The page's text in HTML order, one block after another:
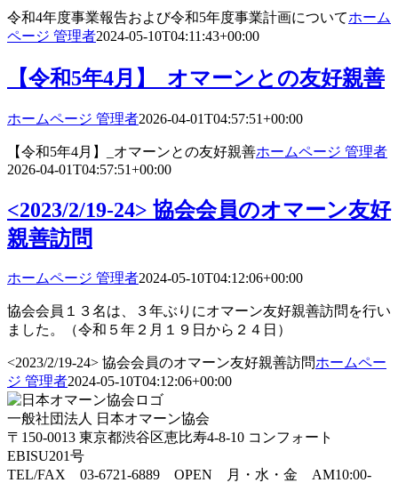
令和4年度事業報告および令和5年度事業計画についてホーム
ページ 管理者2024-05-10T04:11:43+00:00
【令和5年4月】_オマーンとの友好親善
ホームページ 管理者2026-04-01T04:57:51+00:00
【令和5年4月】_オマーンとの友好親善ホームページ 管理者
2026-04-01T04:57:51+00:00
<2023/2/19-24> 協会会員のオマーン友好
親善訪問
ホームページ 管理者2024-05-10T04:12:06+00:00
協会会員１３名は、３年ぶりにオマーン友好親善訪問を行い
ました。（令和５年２月１９日から２４日）
<2023/2/19-24> 協会会員のオマーン友好親善訪問ホームペー
ジ 管理者2024-05-10T04:12:06+00:00
一般社団法人 日本オマーン協会
〒150-0013 東京都渋谷区恵比寿4-8-10 コンフォート
EBISU201号
TEL/FAX 03-6721-6889 OPEN 月・水・金 AM10:00-